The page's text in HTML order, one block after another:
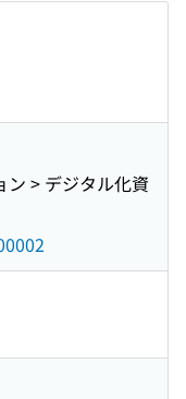
> デジタル化資